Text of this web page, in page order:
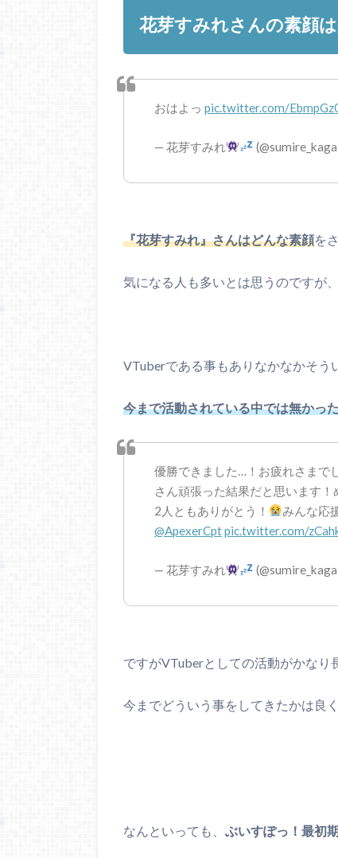
花芽すみれさんの素顔
おはよっ pic.twitter.com/
— 花芽すみれ
『花芽すみれ』さんはどんな素顔を
気になる人も多いとは思うのですが
VTuberである事もありなかなかそう
今まで活動されている中では無かっ
優勝できました…！お疲れさまで
さん頑張った結果だと思います！
2人ともありがとう！
みんな応
@ApexerCptpic.twitter.com/
— 花芽すみれ
ですがVTuberとしての活動がかなり
今までどういう事をしてきたかは良
なんといっても、 ぶいすぽっ！最初